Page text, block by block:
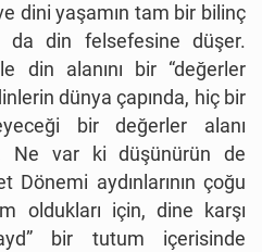
dini yaşamın tam bir bilinç
da din felsefesine düşer.
din alanını bir “değerler
dünya çapında, hiç bir
bir değerler alanı
Ne var ki düşünürün de
Dönemi aydınlarının çoğu
oldukları için, dine karşı
bir tutum içerisinde